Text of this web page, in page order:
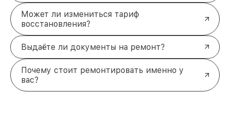
Может ли измениться тариф
восстановления?
Выдаёте ли документы на ремонт?
Почему стоит ремонтировать именно у
вас?